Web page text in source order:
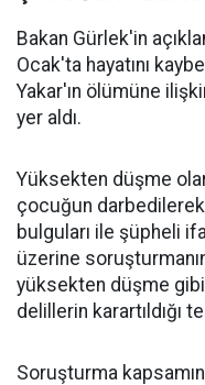
Bakan Gürlek'in
Ocak'ta hayatını
Yakar'ın ölümüne
yer aldı.
Yüksekten düşme
çocuğun
bulguları ile şüpheli
üzerine
yüksekten düşme gibi
delillerin karartıldığı
Soruşturma